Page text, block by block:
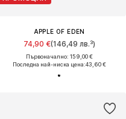
APPLE OF EDEN
74,90 €(146,49 лв.³)
Първоначално: 159,00 €
Последна най-ниска цена:43,60 €